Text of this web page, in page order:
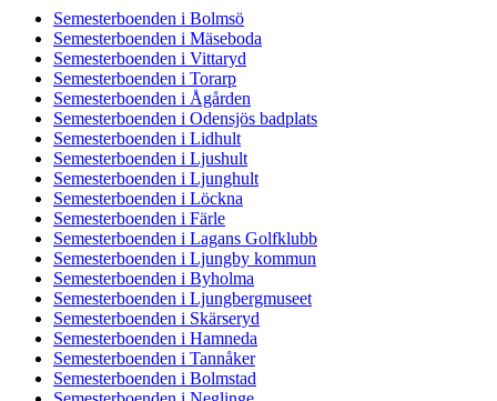
Semesterboenden i Bolmsö
Semesterboenden i Mäseboda
Semesterboenden i Vittaryd
Semesterboenden i Torarp
Semesterboenden i Ågården
Semesterboenden i Odensjös badplats
Semesterboenden i Lidhult
Semesterboenden i Ljushult
Semesterboenden i Ljunghult
Semesterboenden i Löckna
Semesterboenden i Färle
Semesterboenden i Lagans Golfklubb
Semesterboenden i Ljungby kommun
Semesterboenden i Byholma
Semesterboenden i Ljungbergmuseet
Semesterboenden i Skärseryd
Semesterboenden i Hamneda
Semesterboenden i Tannåker
Semesterboenden i Bolmstad